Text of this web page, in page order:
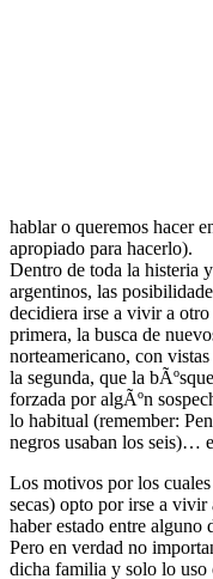
hablar o queremos hacer
apropiado para hacerlo).
Dentro de toda la histeria
argentinos, las
decidiera irse a vivir a
primera, la busca de
norteamericano, con
la segunda, que la
forzada por algÃºn
lo habitual (remember:
negros usaban los seis)…
Los motivos por los
secas) opto por irse a
haber estado entre alguno
Pero en verdad no
dicha familia y solo lo uso